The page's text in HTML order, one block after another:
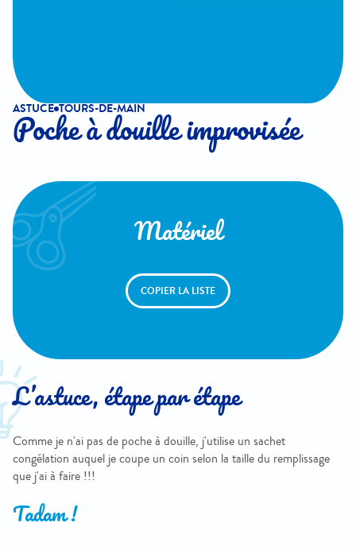
ASTUCE TOURS-DE-MAIN
Poche à douille improvisée
Matériel
COPIER LA LISTE
L’astuce, étape par étape
Comme je n'ai pas de poche à douille, j'utilise un sachet
congélation auquel je coupe un coin selon la taille du remplissage
que j'ai à faire !!!
Tadam !